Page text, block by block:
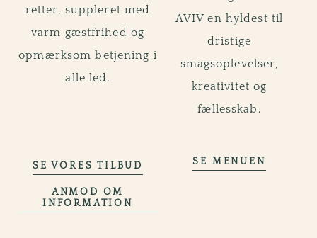
retter, suppleret med
varm gæstfrihed og
opmærksom betjening i
alle led.
SE VORES TILBUD AFHOLD DIT ARRANGEMENT
ANMOD OM
INFORMATION
AVIV en hyldest til
dristige
smagsoplevelser,
kreativitet og
fællesskab.
SE MENUEN